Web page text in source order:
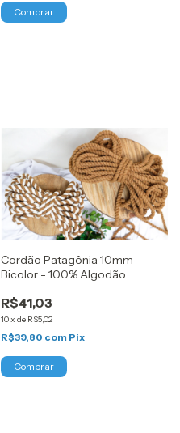
Comprar
Cordão Patagônia 10mm
Bicolor - 100% Algodão
R$41,03
10xde R$5,02
R$39,80 com Pix
Comprar